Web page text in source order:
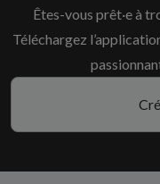
Êtes-vous prêt·e à
Téléchargez